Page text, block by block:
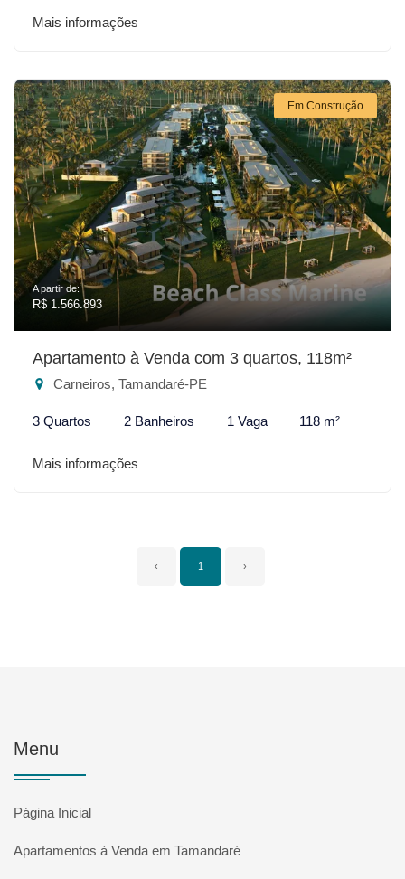
Mais informações
Em Construção
A partir de:
R$ 1.566.893
Apartamento à Venda com 3 quartos, 118m²
Carneiros, Tamandaré-PE
3 Quartos 2 Banheiros 1 Vaga 118 m²
Mais informações
‹ 1 ›
Menu
Página Inicial
Apartamentos à Venda em Tamandaré